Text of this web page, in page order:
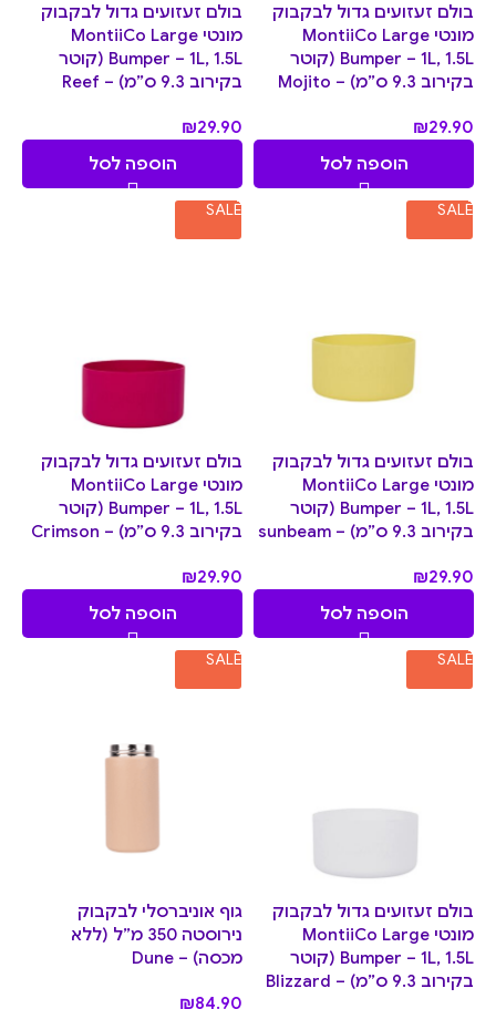
בולם זעזועים גדול לבקבוק
מונטי MontiiCo Large
Bumper – 1L, 1.5L (קוטר
בקירוב 9.3 ס”מ) – Mojito
₪29.90
הוספה לסל
בולם זעזועים גדול לבקבוק
מונטי MontiiCo Large
Bumper – 1L, 1.5L (קוטר
בקירוב 9.3 ס”מ) – Reef
₪29.90
הוספה לסל
SALE
בולם זעזועים גדול לבקבוק
מונטי MontiiCo Large
Bumper – 1L, 1.5L (קוטר
בקירוב 9.3 ס”מ) – sunbeam
₪29.90
הוספה לסל
SALE
בולם זעזועים גדול לבקבוק
מונטי MontiiCo Large
Bumper – 1L, 1.5L (קוטר
בקירוב 9.3 ס”מ) – Crimson
₪29.90
הוספה לסל
SALE
בולם זעזועים גדול לבקבוק
מונטי MontiiCo Large
Bumper – 1L, 1.5L (קוטר
בקירוב 9.3 ס”מ) – Blizzard
SALE
גוף אוניברסלי לבקבוק
נירוסטה 350 מ”ל (ללא
מכסה) – Dune
₪84.90